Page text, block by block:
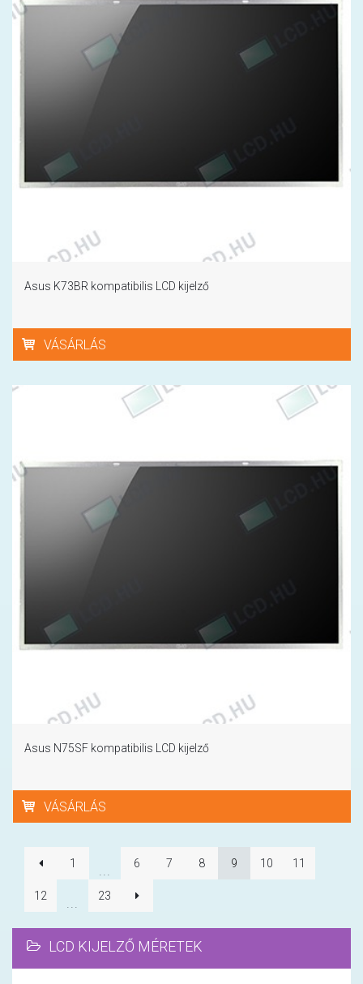
Asus K73BR kompatibilis LCD kijelző
VÁSÁRLÁS
Asus N75SF kompatibilis LCD kijelző
VÁSÁRLÁS
1 ... 6 7 8 9 10 11
12 ... 23
LCD KIJELZŐ MÉRETEK